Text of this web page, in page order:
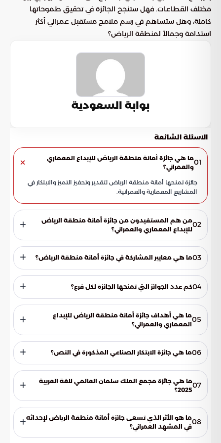
مختلف القطاعات. فهل ستنجح الجائزة في تحقيق طموحاتها
كاملة، وهل ستساهم في رسم ملامح مستقبل عمراني أكثر
استدامة وجمالاً لمنطقة الرياض؟
بوابة السعودية
الاسئلة الشائعة
01ما هي جائزة أمانة منطقة الرياض للإبداع المعماري
والعمراني؟
جائزة تمنحها أمانة منطقة الرياض لتقدير وتحفيز التميز والابتكار في
المشاريع المعمارية والعمرانية.
02من هم المستفيدون من جائزة أمانة منطقة الرياض
للإبداع المعماري والعمراني؟
المعنية بالتنمية العمرانية في منطقة الرياض.03ما هي معايير المشاركة في جائزة أمانة منطقة الرياض؟
السنوات الخمس الماضية، وأن تكون متميزة في مجالها.04كم عدد الجوائز التي تمنحها الجائزة لكل فرع؟
فروعها.
05ما هي أهداف جائزة أمانة منطقة الرياض للإبداع
المعماري والعمراني؟
ومحافظاتها، وإرساء معايير جديدة للتصميم والتنفيذ، وتعزيز
الهوية المعمارية للمنطقة.
06ما هي جائزة الابتكار الصناعي المذكورة في النص؟
07ما هي جائزة مجمع الملك سلمان العالمي للغة العربية
2025؟
ونشرها.
08ما هو الأثر الذي تسعى جائزة أمانة منطقة الرياض لإحداثه
في المشهد العمراني؟